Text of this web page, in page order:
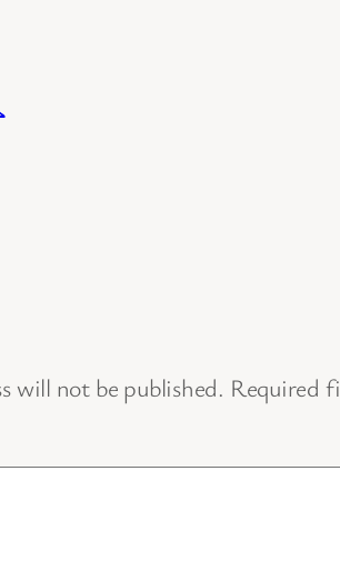
will not be published. Required